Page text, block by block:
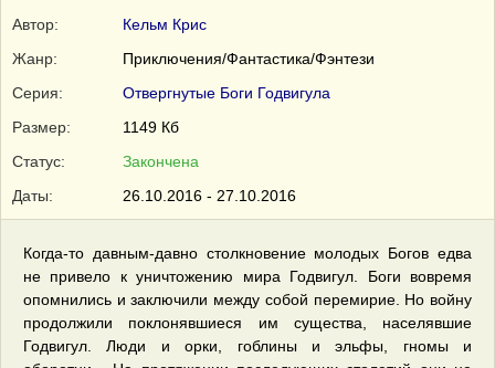
Автор:
Кельм Крис
Жанр:
Приключения/Фантастика/Фэнтези
Серия:
Отвергнутые Боги Годвигула
Размер:
1149 Кб
Статус:
Закончена
Даты:
26.10.2016 - 27.10.2016
Когда-то давным-давно столкновение молодых Богов едва
не привело к уничтожению мира Годвигул. Боги вовремя
опомнились и заключили между собой перемирие. Но войну
продолжили поклонявшиеся им существа, населявшие
Годвигул. Люди и орки, гоблины и эльфы, гномы и